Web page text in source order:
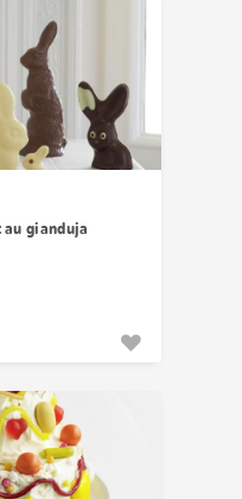
gianduja